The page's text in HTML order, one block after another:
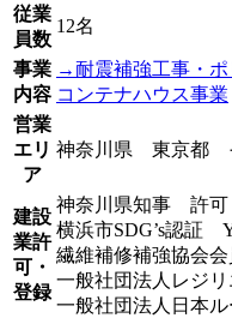
従業
員数
12名
事業
内容
→耐震補強工事・
コンテナハウス事業
営業
エリ
ア
神奈川県 東京都
建設
業許
可・
登録
神奈川県知事 許可
横浜市SDG’s認証
繊維補修補強協会会
一般社団法人レジ
一般社団法人日本